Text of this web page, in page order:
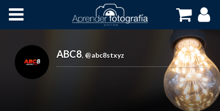
Cursos OnLine
ABC8, @abc8stxyz